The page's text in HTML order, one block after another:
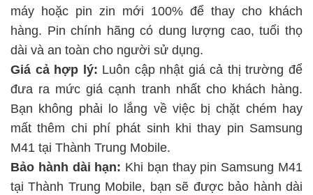
máy hoặc pin zin mới 100% để thay cho khách
hàng. Pin chính hãng có dung lượng cao, tuổi thọ
dài và an toàn cho người sử dụng.
Giá cả hợp lý: Luôn cập nhật giá cả thị trường để
đưa ra mức giá cạnh tranh nhất cho khách hàng.
Bạn không phải lo lắng về việc bị chặt chém hay
mất thêm chi phí phát sinh khi thay pin Samsung
M41 tại Thành Trung Mobile.
Bảo hành dài hạn: Khi bạn thay pin Samsung M41
tại Thành Trung Mobile, bạn sẽ được bảo hành dài